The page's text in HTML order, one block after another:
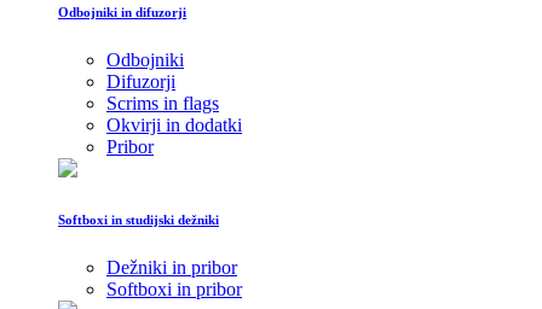
Odbojniki in difuzorji
Odbojniki
Difuzorji
Scrims in flags
Okvirji in dodatki
Pribor
Softboxi in studijski dežniki
Dežniki in pribor
Softboxi in pribor